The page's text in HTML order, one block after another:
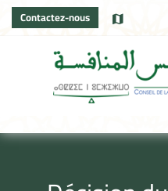
Contactez-nous